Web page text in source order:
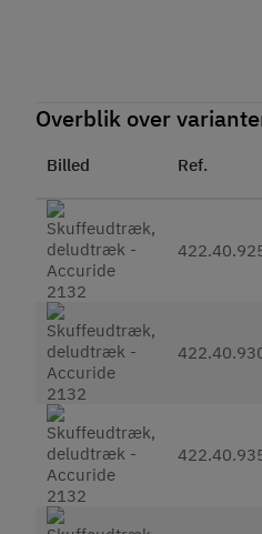
Overblik over
Billed Ref.